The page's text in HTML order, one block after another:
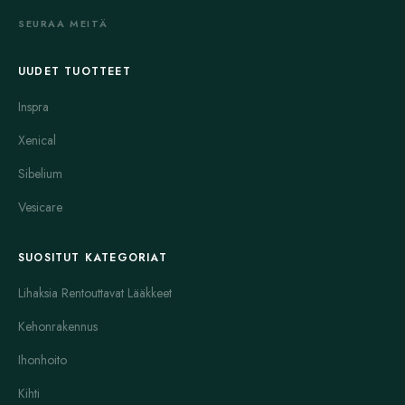
jälkeen. Se estää munasolun kiinnittymisen kohtuun tai estää
ovulaation. Plan B ei sovi säännölliseksi ehkäisymenetelmäksi,
Vaihdevuosien oireiden hoitoon käytetään usein Duphaston-,
Prometrium- sekä Estrace-valmisteita. Duphaston sisältää
palauttamaan kuukautiskierron normaalin rytmin. Estrace on
estradiolia sisältävä lääke, joka korvaa elimistön vähentyvää
myös osteoporoosia ja muita vaihdevuosien aiheuttamia
SEURAA MEITÄ
UUDET TUOTTEET
Inspra
Xenical
Sibelium
Vesicare
SUOSITUT KATEGORIAT
Lihaksia Rentouttavat Lääkkeet
Kehonrakennus
Ihonhoito
Kihti